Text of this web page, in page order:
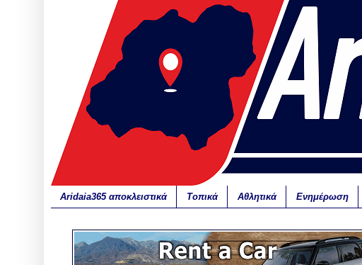
Aridaia365 αποκλειστικά Τοπικά Αθλητικά Ενημέρωση